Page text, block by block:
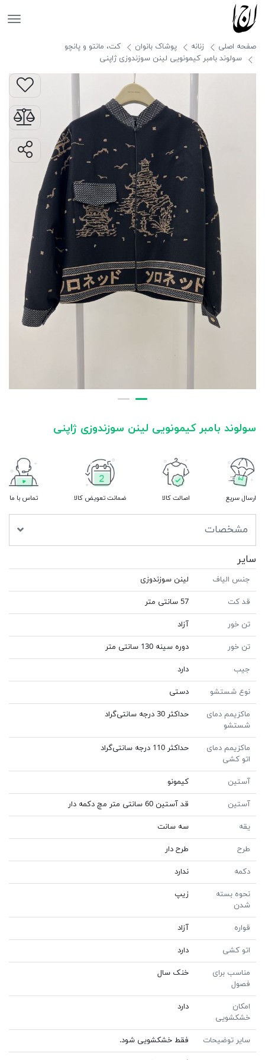
صفحه اصلی زنانه پوشاک بانوان
کت، مانتو و پانچو
سولوند بامبر کیمونویی لینن سوزندوزی ژاپنی
سولوند بامبر کیمونویی لینن سوزندوزی ژاپنی
ارسال سریع اصالت کالا ضمانت تعویض کالا تماس با ما
مشخصات
سایر
جنس الیاف لینن سوزندوزی
قد کت 57 سانتی متر
تن خور آزاد
تن خور دوره سینه 130 سانتی متر
جیب دارد
نوع شستشو دستی
ماکزیمم دمای
شستشو
حداکثر 30 درجه سانتی‌گراد
ماکزیمم دمای
اتو کشی
حداکثر 110 درجه سانتی‌گراد
آستین کیمونو
آستین قد آستین 60 سانتی متر مچ دکمه دار
یقه سه سانت
طرح طرح دار
دکمه ندارد
نحوه بسته
شدن
زیپ
قواره آزاد
اتو کشی دارد
مناسب برای
فصول
خنک سال
امکان
خشکشویی
دارد
سایر توضیحات فقط خشکشویی شود.